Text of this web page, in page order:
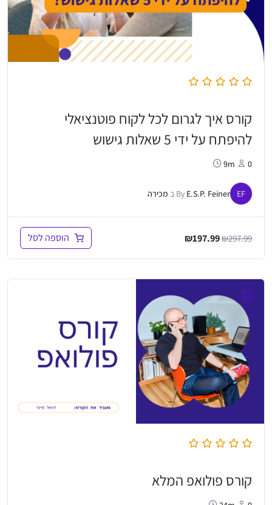
קורס איך לגרום לכל לקוח פוטנציאלי
להיפתח על ידי 5 שאלות גישוש
0
9m
EF
By E.S.P. Feiner ב מכירה
₪297.99
המחיר
₪297.99.
₪197.99
₪197.99.
הוספה לסל
קורס פולואפ המלא